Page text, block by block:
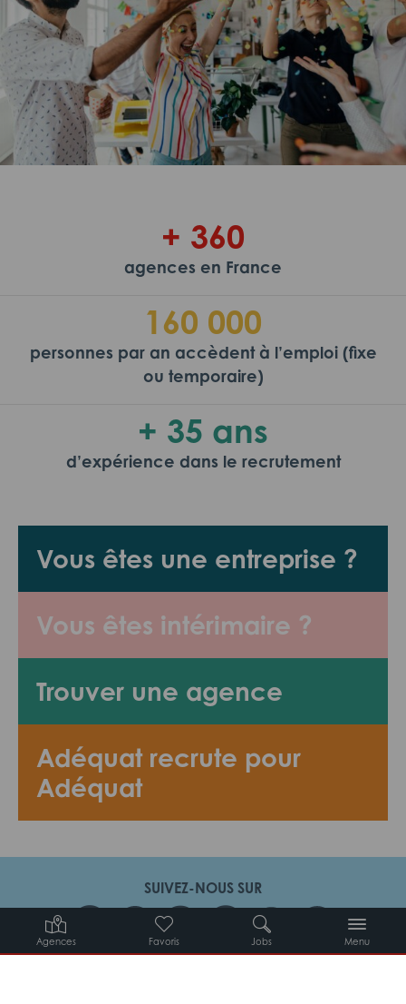
Agences Favoris Jobs Menu
Vous êtes une entreprise ?
Vous êtes intérimaire ?
Trouver une agence
Adéquat recrute pour
Adéquat
+ 360
agences en France
160 000
personnes par an accèdent à l’emploi (fixe
ou temporaire)
+ 35 ans
d’expérience dans le recrutement
SUIVEZ-NOUS SUR